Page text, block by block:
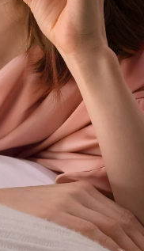
预计送达日期 13/8/26
预计送达日期12/8/26
预计送达日期12/8/26
预计送达日期15/8/26
预计送达日期12/8/26
预计送达日期 12/8/26